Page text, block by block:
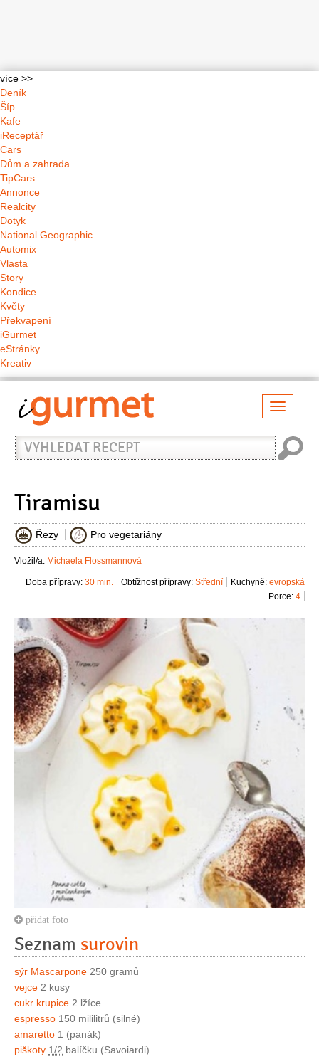
více >>
Deník
Šíp
Kafe
iReceptář
Cars
Dům a zahrada
TipCars
Annonce
Realcity
Dotyk
National Geographic
Automix
Vlasta
Story
Kondice
Květy
Překvapení
iGurmet
eStránky
Kreativ
Vyhledat
recept
Tiramisu
Řezy Pro vegetariány
Vložil/a: Michaela Flossmannová
Kuchyně: evropská
Obtížnost přípravy: Střední
Doba přípravy: 30 min.
Porce: 4
přidat foto
Seznam surovin
sýr Mascarpone 250 gramů
vejce 2 kusy
cukr krupice 2 lžíce
espresso 150 mililitrů (silné)
amaretto 1 (panák)
piškoty 1/2 balíčku (Savoiardi)